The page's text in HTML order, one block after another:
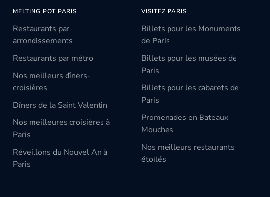
MELTING POT PARIS
Restaurants par
arrondissements
Restaurants par métro
Nos meilleurs dîners-
croisières
Dîners de la Saint Valentin
Nos meilleures croisières à
Paris
Réveillons du Nouvel An à
Paris
VISITEZ PARIS
Billets pour les Monuments
de Paris
Billets pour les musées de
Paris
Billets pour les cabarets de
Paris
Promenades en Bateaux
Mouches
Nos meilleurs restaurants
étoilés